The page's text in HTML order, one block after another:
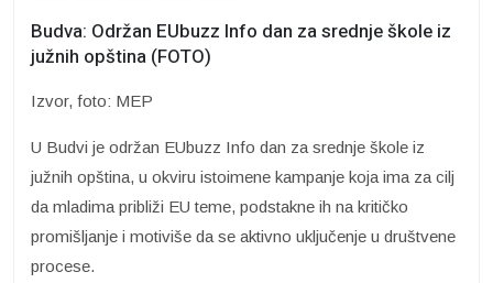
Budva: Održan EUbuzz Info dan za srednje škole iz
južnih opština (FOTO)
Izvor, foto: MEP
U Budvi je održan EUbuzz Info dan za srednje škole iz
južnih opština, u okviru istoimene kampanje koja ima za cilj
da mladima približi EU teme, podstakne ih na kritičko
promišljanje i motiviše da se aktivno uključenje u društvene
procese.